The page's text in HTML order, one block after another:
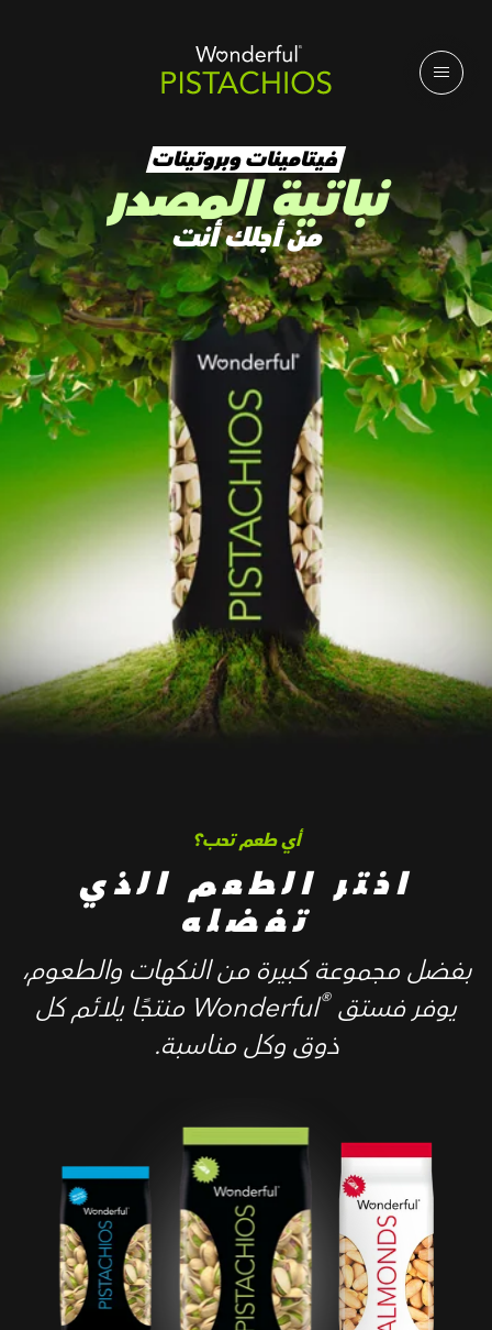
فيتامينات وبروتينات
نباتية المصدر
من أجلك أنت
أي طعم تحب؟
اختر الطعم الذي
تفضله
بفضل مجموعة كبيرة من النكهات والطعوم،
يوفر فستق Wonderful®
‎ منتجًا يلائم كل
ذوق وكل مناسبة.
فستق (بالقشر) محمص
ومملح